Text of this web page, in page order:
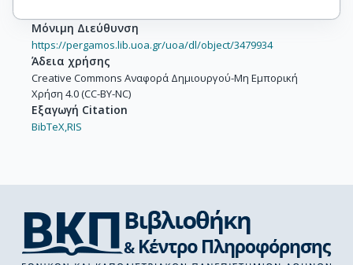
Μόνιμη Διεύθυνση
https://pergamos.lib.uoa.gr/uoa/dl/object/3479934
Άδεια χρήσης
Creative Commons Αναφορά Δημιουργού-Μη Εμπορική
Χρήση 4.0 (CC-BY-NC)
Εξαγωγή Citation
BibTeX,RIS